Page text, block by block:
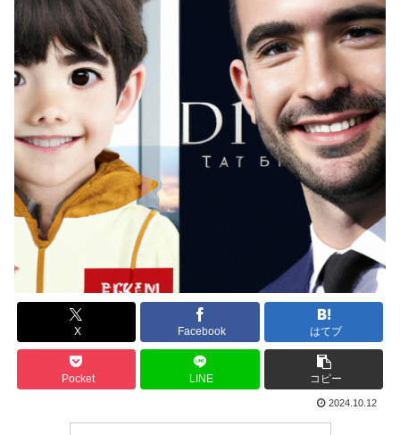
X Facebook はてブ
Pocket LINE コピー
2024.10.12